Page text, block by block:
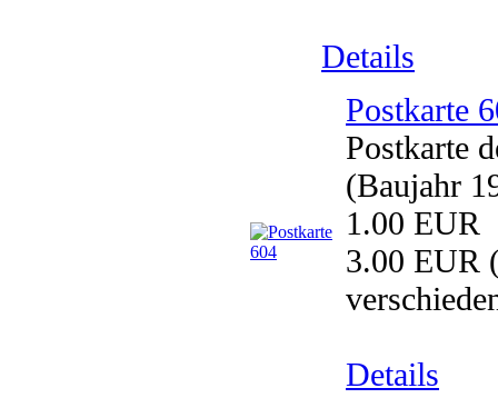
Details
Postkarte
Postkarte
(Baujahr
1.00 EUR
3.00 EUR
Details